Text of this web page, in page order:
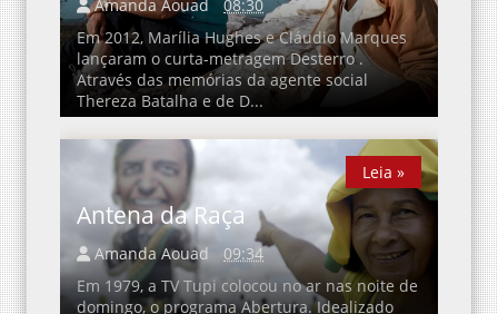
Amanda Aouad
08:30
Em 2012, Marília Hughes e Cláudio Marques
lançaram o curta-metragem Desterro .
Através das memórias da agente social
Thereza Batalha e de D...
Antena da Raça
Amanda Aouad
09:34
Em 1979, a TV Tupi colocou no ar nas noite de
domingo, o programa Abertura. Idealizado
Leia »
Leia »